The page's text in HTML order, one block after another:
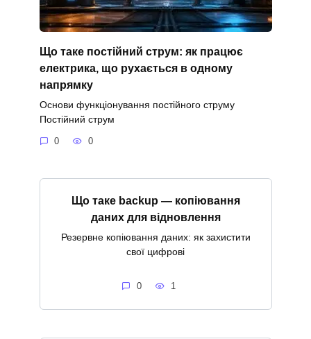
Що таке постійний струм: як працює
електрика, що рухається в одному
напрямку
Основи функціонування постійного струму
Постійний струм
0 0
Що таке backup — копіювання
даних для відновлення
Резервне копіювання даних: як захистити
свої цифрові
0 1